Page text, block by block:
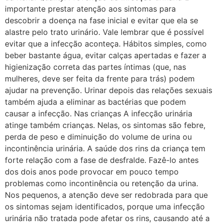
importante prestar atenção aos sintomas para
descobrir a doença na fase inicial e evitar que ela se
alastre pelo trato urinário. Vale lembrar que é possível
evitar que a infecção aconteça. Hábitos simples, como
beber bastante água, evitar calças apertadas e fazer a
higienização correta das partes íntimas (que, nas
mulheres, deve ser feita da frente para trás) podem
ajudar na prevenção. Urinar depois das relações sexuais
também ajuda a eliminar as bactérias que podem
causar a infecção. Nas crianças A infecção urinária
atinge também crianças. Nelas, os sintomas são febre,
perda de peso e diminuição do volume de urina ou
incontinência urinária. A saúde dos rins da criança tem
forte relação com a fase de desfralde. Fazê-lo antes
dos dois anos pode provocar em pouco tempo
problemas como incontinência ou retenção da urina.
Nos pequenos, a atenção deve ser redobrada para que
os sintomas sejam identificados, porque uma infecção
urinária não tratada pode afetar os rins, causando até a